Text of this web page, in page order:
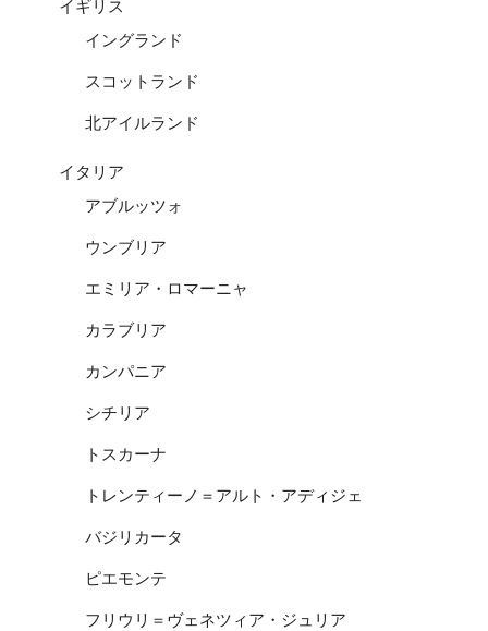
イギリス
イングランド
スコットランド
北アイルランド
イタリア
アブルッツォ
ウンブリア
エミリア・ロマーニャ
カラブリア
カンパニア
シチリア
トスカーナ
トレンティーノ＝アルト・アディジェ
バジリカータ
ピエモンテ
フリウリ＝ヴェネツィア・ジュリア